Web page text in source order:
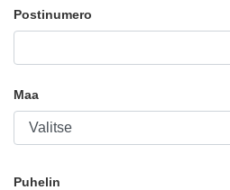
Postinumero
Maa
Puhelin